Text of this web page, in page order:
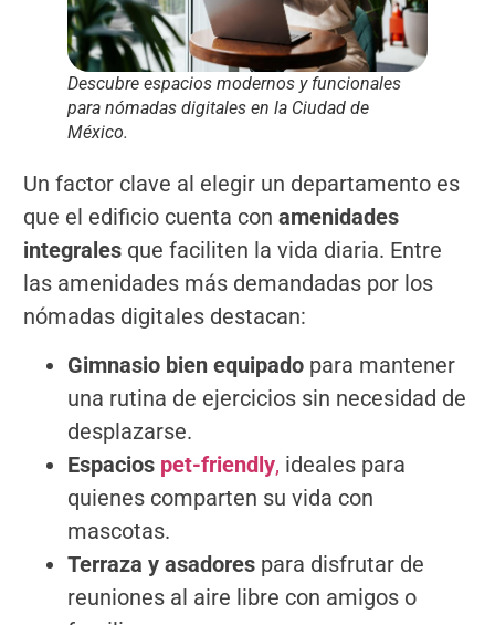
Descubre espacios modernos y funcionales
para nómadas digitales en la Ciudad de
México.
Un factor clave al elegir un departamento es
que el edificio cuenta con amenidades
integralesque faciliten la vida diaria. Entre
las amenidades más demandadas por los
nómadas digitales destacan:
Gimnasio bien equipadopara mantener
una rutina de ejercicios sin necesidad de
desplazarse.
Espacios pet-friendly, ideales para
quienes comparten su vida con
mascotas.
Terraza y asadorespara disfrutar de
reuniones al aire libre con amigos o